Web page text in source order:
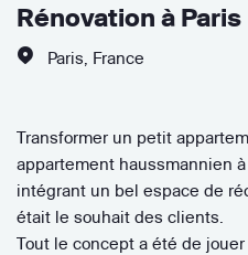
Rénovation à Paris
Paris France
Transformer un petit
appartement haussmannien
intégrant un bel espace de
était le souhait des clients.
Tout le concept a été de